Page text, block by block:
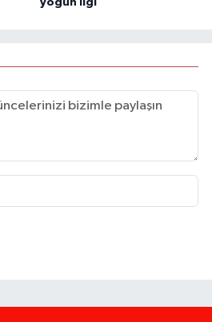
yoğun ilgi